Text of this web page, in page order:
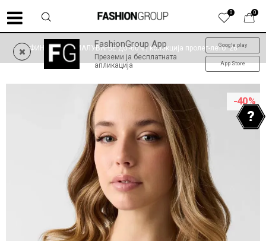
0
0
FashionGroup App
Преземи ја бесплатната
апликација
Google play
App Store
ФИНАЛНО НАМАЛУВАЊЕ до -60% | колекција пролет-лето '26
-40%